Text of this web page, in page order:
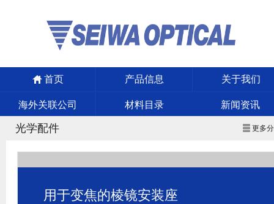
首页 产品信息 关于我们
海外关联公司 材料目录 新闻资讯
更多
光学配件
用于变焦的棱镜安装座